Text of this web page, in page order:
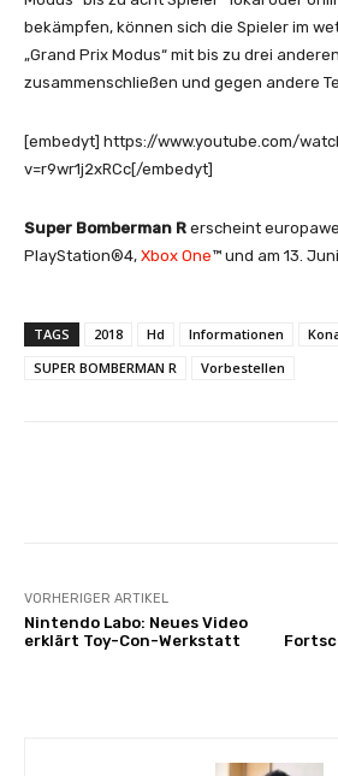
bekämpfen, können sich die Spieler im
„Grand Prix Modus“ mit bis zu drei
zusammenschließen und gegen andere
[embedyt] https://www.youtube.com/
v=r9wr1j2xRCc[/embedyt]
Super Bomberman R erscheint
PlayStation®4, Xbox One™ und am 13.
TAGS 2018 Hd Informationen
SUPER BOMBERMAN R
Vorbestellen
VORHERIGER ARTIKEL
Nintendo Labo: Neues Video
erklärt Toy-Con-Werkstatt